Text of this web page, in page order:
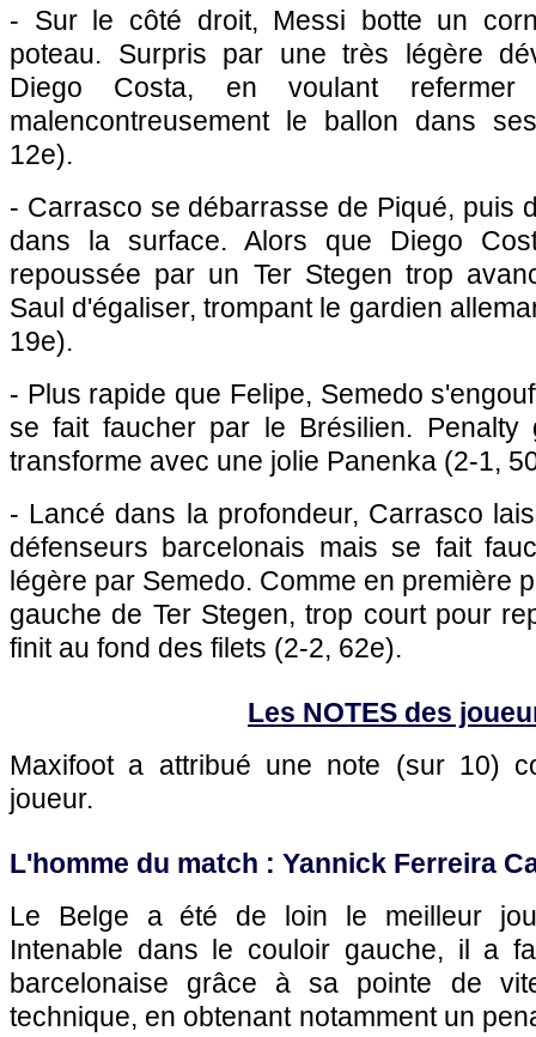
- Sur le côté droit, Messi botte un
poteau. Surpris par une très légère
Diego Costa, en voulant
malencontreusement le ballon dans
12e).
- Carrasco se débarrasse de Piqué, puis
dans la surface. Alors que Diego
repoussée par un Ter Stegen trop
Saul d'égaliser, trompant le gardien
19e).
- Plus rapide que Felipe, Semedo
se fait faucher par le Brésilien. Penalty
transforme avec une jolie Panenka (2-1,
- Lancé dans la profondeur, Carrasco
défenseurs barcelonais mais se fait
légère par Semedo. Comme en première
gauche de Ter Stegen, trop court pour
finit au fond des filets (2-2, 62e).
Les NOTES des
Maxifoot a attribué une note (sur 10)
joueur.
L'homme du match : Yannick Ferreira
Le Belge a été de loin le meilleur
Intenable dans le couloir gauche, il a
barcelonaise grâce à sa pointe de
technique, en obtenant notamment un